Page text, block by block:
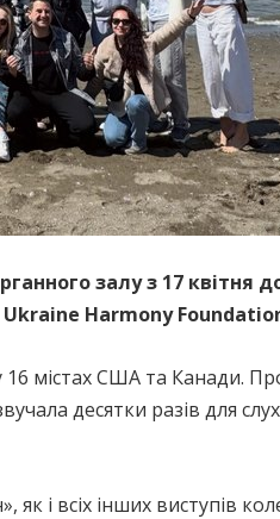
залу з 17 квітня
Ukraine Harmony
містах США та Канади.
десятки разів для
і всіх інших виступів